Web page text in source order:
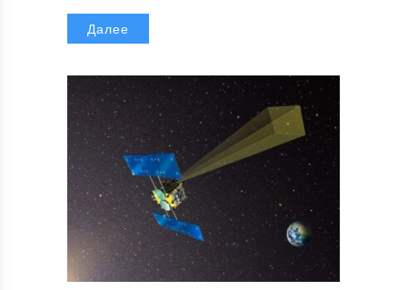
Далее